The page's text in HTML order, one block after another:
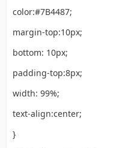
color:#7B4487;
margin-top:10px;
bottom: 10px;
padding-top:8px;
width: 99%;
text-align:center;
}